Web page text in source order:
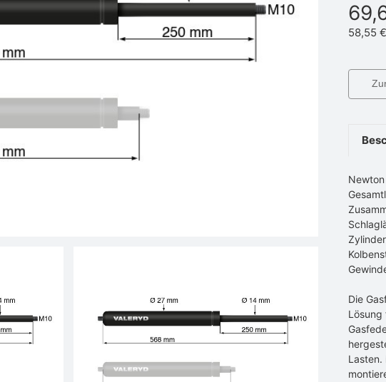
58,55 €
Die
Lösung
Lasten.